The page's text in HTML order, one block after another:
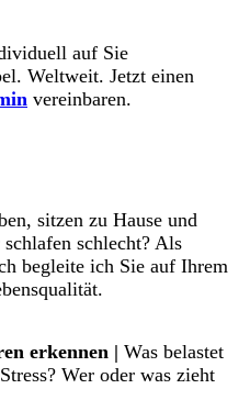
auf Sie
Weltweit. Jetzt einen
vereinbaren.
sitzen zu Hause und
schlecht? Als
begleite ich Sie auf Ihrem
erkennen | Was belastet
Wer oder was zieht